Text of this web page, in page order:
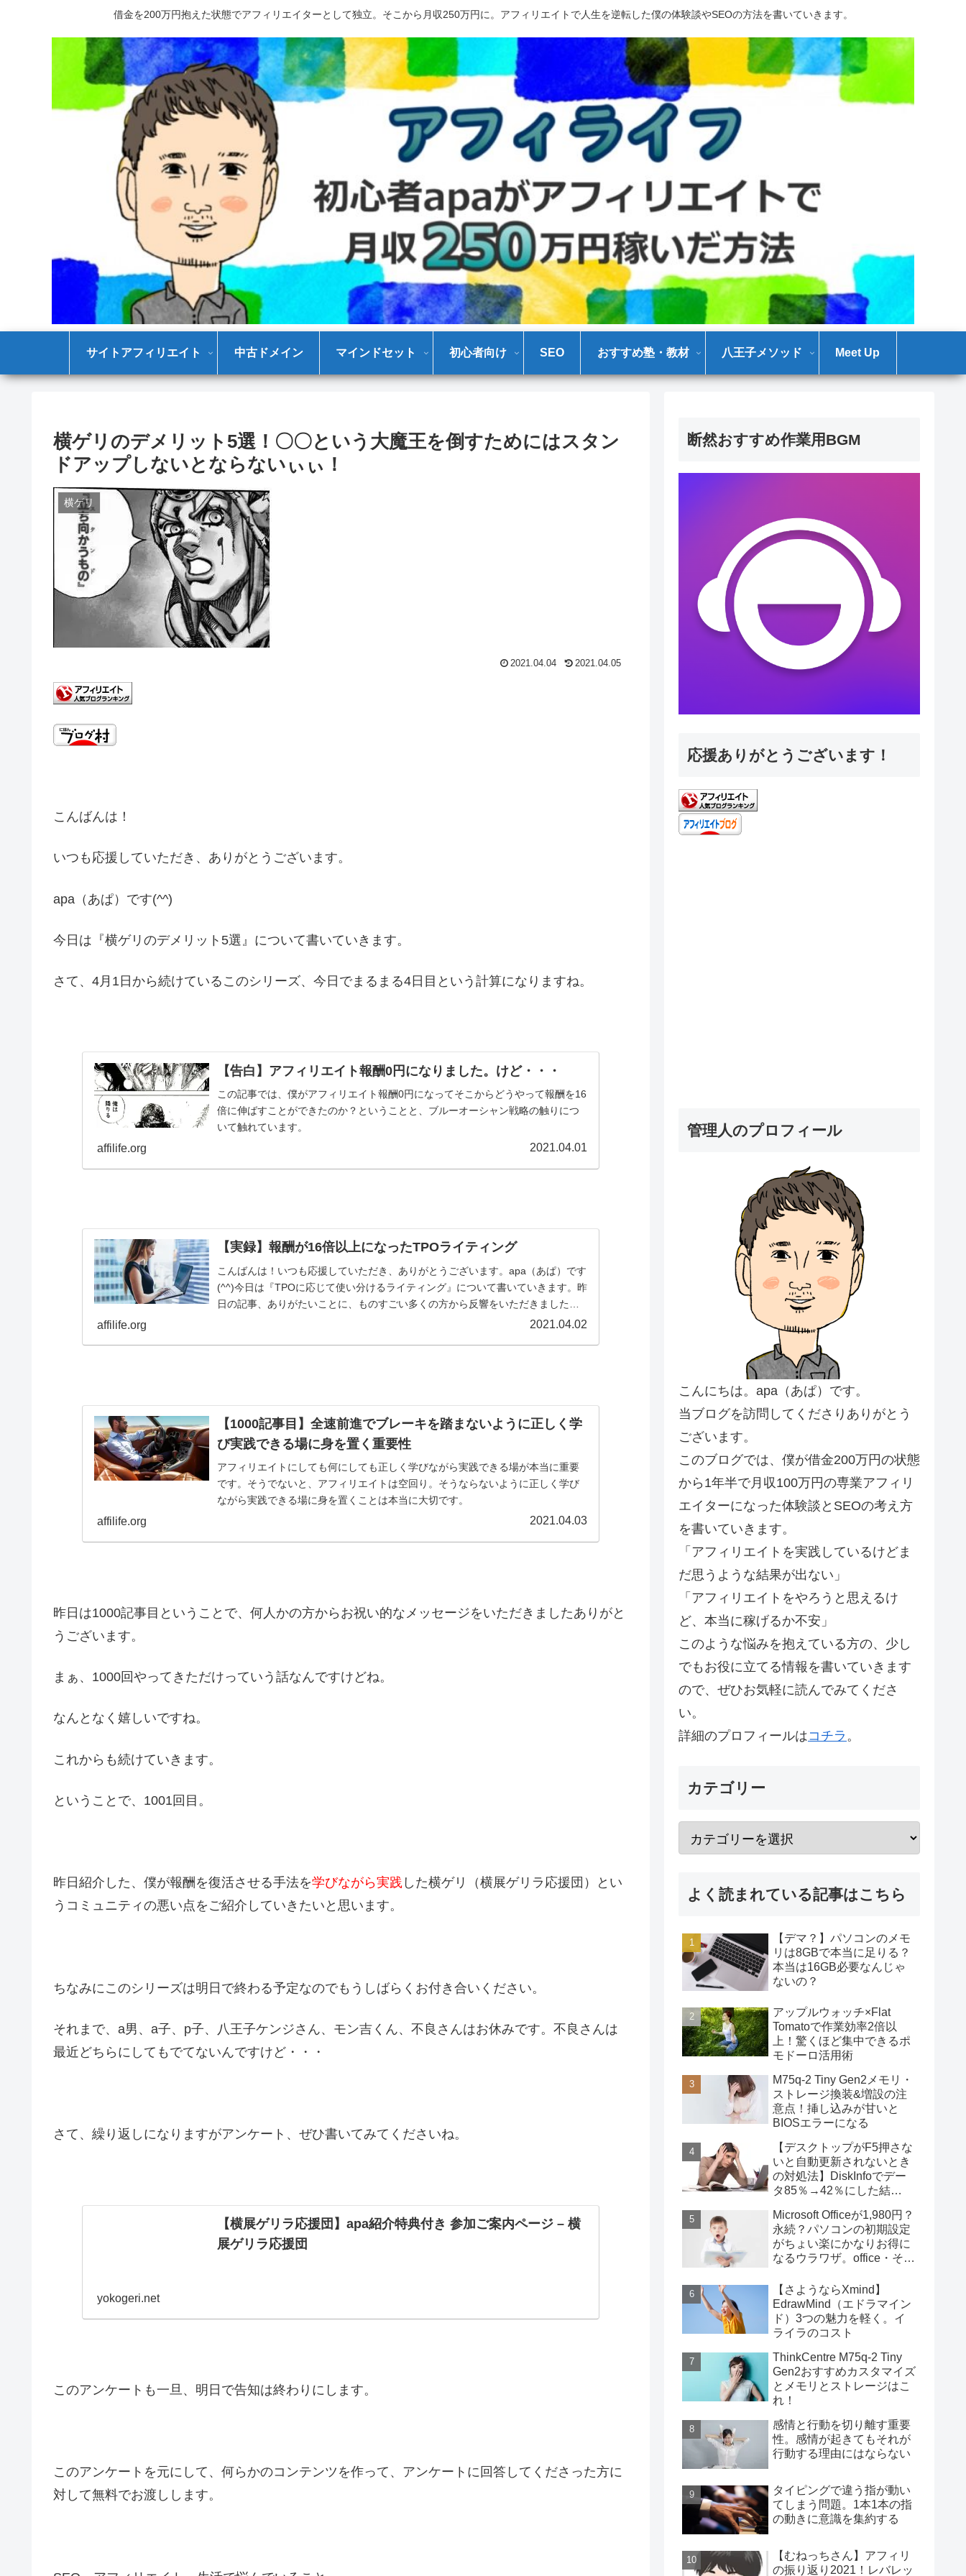
借金を200万円抱えた状態でアフィリエイターとして独立。そこから月収250万円に。アフィリエイトで人生を逆転した僕の体験談やSEOの方法を書いていきます。
サイトアフィリエイト 中古ドメイン マインドセット 初心者向け SEO おすすめ塾・教材 八王子メソッド Meet Up
横ゲリのデメリット5選！〇〇という大魔王を倒すためにはスタン
ドアップしないとならないぃぃ！
横ゲリ
2021.04.04 2021.04.05
こんばんは！
いつも応援していただき、ありがとうございます。
apa（あぱ）です(^^)
今日は『横ゲリのデメリット5選』について書いていきます。
さて、4月1日から続けているこのシリーズ、今日でまるまる4日目という計算になりますね。
【告白】アフィリエイト報酬0円になりました。けど・・・
この記事では、僕がアフィリエイト報酬0円になってそこからどうやって報酬を16
倍に伸ばすことができたのか？ということと、ブルーオーシャン戦略の触りにつ
いて触れています。
affilife.org 2021.04.01
【実録】報酬が16倍以上になったTPOライティング
こんばんは！いつも応援していただき、ありがとうございます。apa（あぱ）です
(^^)今日は『TPOに応じて使い分けるライティング』について書いていきます。昨
日の記事、ありがたいことに、ものすごい多くの方から反響をいただきました。
affilife.org 2021.04.02
【1000記事目】全速前進でブレーキを踏まないように正しく学
び実践できる場に身を置く重要性
アフィリエイトにしても何にしても正しく学びながら実践できる場が本当に重要
です。そうでないと、アフィリエイトは空回り。そうならないように正しく学び
ながら実践できる場に身を置くことは本当に大切です。
affilife.org 2021.04.03
昨日は1000記事目ということで、何人かの方からお祝い的なメッセージをいただきましたありがと
うございます。
まぁ、1000回やってきただけっていう話なんですけどね。
なんとなく嬉しいですね。
これからも続けていきます。
ということで、1001回目。
昨日紹介した、僕が報酬を復活させる手法を学びながら実践 した横ゲリ（横展ゲリラ応援団）とい
うコミュニティの悪い点をご紹介していきたいと思います。
ちなみにこのシリーズは明日で終わる予定なのでもうしばらくお付き合いください。
それまで、a男、a子、p子、八王子ケンジさん、モン吉くん、不良さんはお休みです。不良さんは
最近どちらにしてもでてないんですけど・・・
さて、繰り返しになりますがアンケート、ぜひ書いてみてくださいね。
【横展ゲリラ応援団】apa紹介特典付き 参加ご案内ページ – 横
展ゲリラ応援団
yokogeri.net
このアンケートも一旦、明日で告知は終わりにします。
このアンケートを元にして、何らかのコンテンツを作って、アンケートに回答してくださった方に
対して無料でお渡しします。
断然おすすめ作業用BGM
応援ありがとうございます！
管理人のプロフィール
こんにちは。apa（あぱ）です。
当ブログを訪問してくださりありがとう
ございます。
このブログでは、僕が借金200万円の状態
から1年半で月収100万円の専業アフィリ
エイターになった体験談とSEOの考え方
を書いていきます。
「アフィリエイトを実践しているけどま
だ思うような結果が出ない」
「アフィリエイトをやろうと思えるけ
ど、本当に稼げるか不安」
このような悩みを抱えている方の、少し
でもお役に立てる情報を書いていきます
ので、ぜひお気軽に読んでみてくださ
い。
詳細のプロフィールはコチラ 。
カテゴリー
よく読まれている記事はこちら
【デマ？】パソコンのメモ
リは8GBで本当に足りる？
本当は16GB必要なんじゃ
ないの？
アップルウォッチ×Flat
Tomatoで作業効率2倍以
上！驚くほど集中できるポ
モドーロ活用術
M75q-2 Tiny Gen2メモリ・
ストレージ換装&増設の注
意点！挿し込みが甘いと
BIOSエラーになる
【デスクトップがF5押さな
いと自動更新されないとき
の対処法】DiskInfoでデー
タ85％→42％にした結
Microsoft Officeが1,980円？
永続？パソコンの初期設定
がちょい楽にかなりお得に
なるウラワザ。office・その
【さようならXmind】
EdrawMind（エドラマイン
ド）3つの魅力を軽く。イ
ライラのコスト
ThinkCentre M75q-2 Tiny
Gen2おすすめカスタマイズ
とメモリとストレージはこ
れ！
感情と行動を切り離す重要
性。感情が起きてもそれが
行動する理由にはならない
タイピングで違う指が動い
てしまう問題。1本1本の指
の動きに意識を集約する
【むねっちさん】アフィリ
の振り返り2021！レバレッ